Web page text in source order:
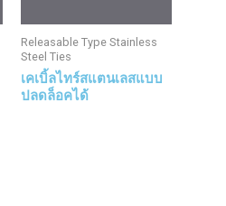
Releasable Type Stainless
Steel Ties
เคเบิ้ลไทร์สแตนเลสแบบ
ปลดล็อคได้